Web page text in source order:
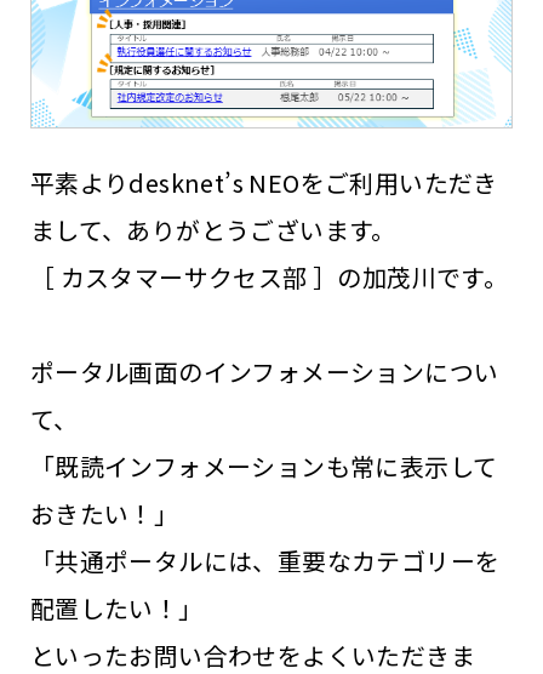
平素よりdesknet’s NEOをご利用いただき
まして、ありがとうございます。
［ カスタマーサクセス部 ］の加茂川です。
ポータル画面のインフォメーションについ
て、
「既読インフォメーションも常に表示して
おきたい！」
「共通ポータルには、重要なカテゴリーを
配置したい！」
といったお問い合わせをよくいただきま